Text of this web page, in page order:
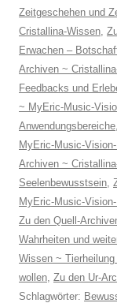
Zeitgeschehen und
Cristallina-Wissen,
Erwachen –
Archiven ~
Feedbacks und
~ MyEric-Music-
Anwendungsbereiche,
MyEric-Music-
Archiven ~
Seelenbewusstsein,
MyEric-Music-
Zu den Quell-
Wahrheiten und
Wissen ~
wollen, Zu den Ur-
Schlagwörter: